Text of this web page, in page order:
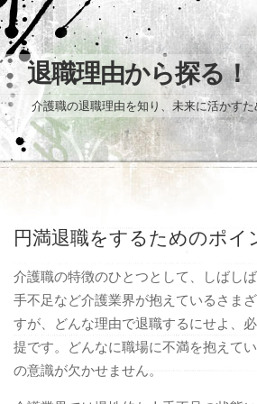
退職理由から探る！
介護職の退職理由を知り、未来に活かすた
円満退職をするためのポイ
介護職の特徴のひとつとして、しばし
手不足など介護業界が抱えているさま
すが、どんな理由で退職するにせよ、
提です。どんなに職場に不満を抱えて
の意識が欠かせません。